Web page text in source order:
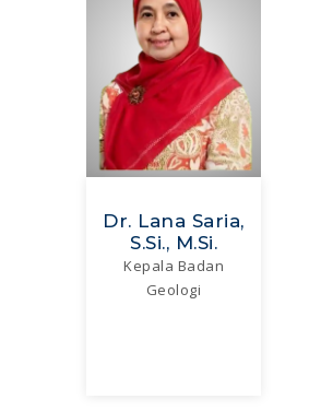
Dr. Lana Saria,
S.Si., M.Si.
Kepala Badan
Geologi